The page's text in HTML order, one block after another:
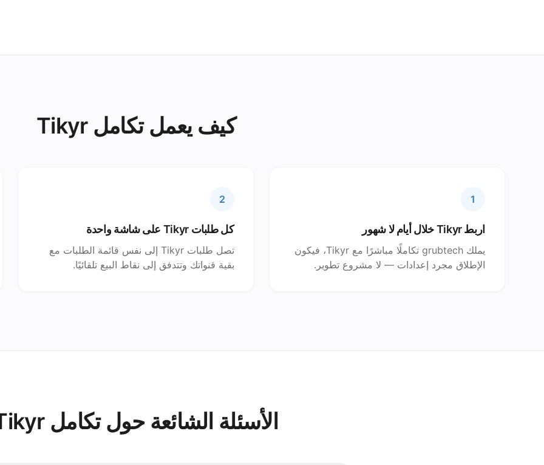
كيف يعمل تكامل Tikyr
1
اربط Tikyr خلال أيام لا شهور
يملك grubtech تكاملًا مباشرًا مع Tikyr، فيكون
الإطلاق مجرد إعدادات — لا مشروع تطوير.
2
كل طلبات Tikyr على شاشة واحدة
تصل طلبات Tikyr إلى نفس قائمة الطلبات مع
بقية قنواتك وتتدفق إلى نقاط البيع تلقائيًا.
الأسئلة الشائعة حول تكامل Tikyr